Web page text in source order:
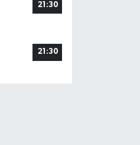
21:30
21:30